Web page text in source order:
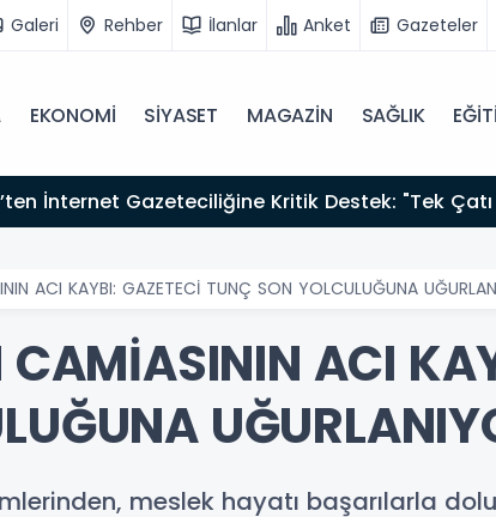
Galeri Rehber İlanlar Anket Gazeteler
EKONOMİ SİYASET MAGAZİN SAĞLIK
ACI KAYBI: GAZETECİ TUNÇ SON YOLCULUĞUNA
ACI
meslek hayatı başarılarla